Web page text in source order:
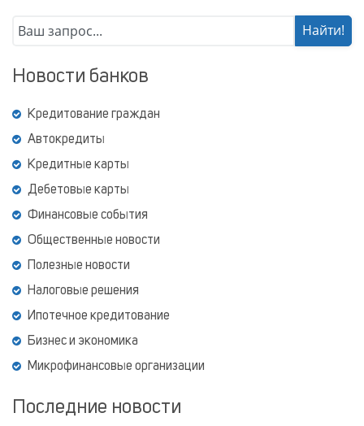
Новости банков
Кредитование граждан
Автокредиты
Кредитные карты
Дебетовые карты
Финансовые события
Общественные новости
Полезные новости
Налоговые решения
Ипотечное кредитование
Бизнес и экономика
Микрофинансовые организации
Последние новости